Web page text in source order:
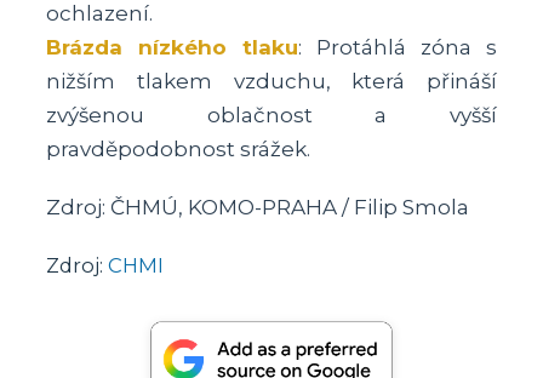
ochlazení.
Brázda nízkého tlaku: Protáhlá zóna s
nižším tlakem vzduchu, která přináší
zvýšenou oblačnost a vyšší
pravděpodobnost srážek.
Zdroj: ČHMÚ, KOMO-PRAHA / Filip Smola
Zdroj:CHMI